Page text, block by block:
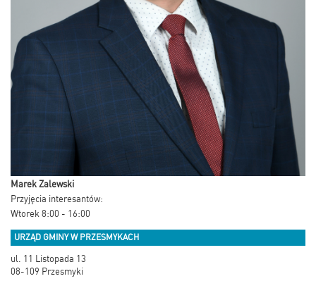
Marek Zalewski
Przyjęcia interesantów:
Wtorek 8:00 - 16:00
URZĄD GMINY W PRZESMYKACH
ul. 11 Listopada 13
08-109 Przesmyki